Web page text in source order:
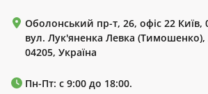
Оболонський пр-т, 26, офіс 22 Київ,
вул. Лук'яненка Левка (Тимошенко),
04205, Україна
Пн-Пт: с 9:00 до 18:00.